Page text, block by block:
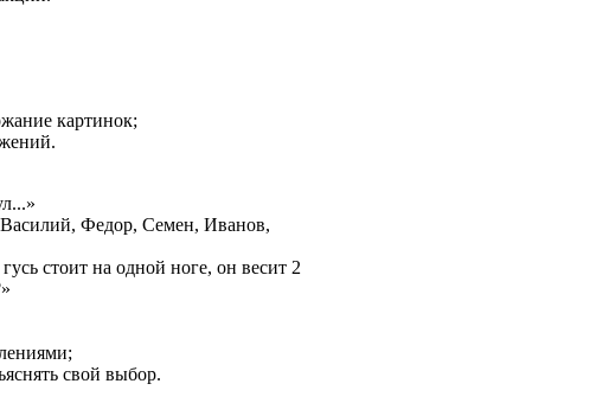
картинок;
Федор, Семен, Иванов,
стоит на одной ноге, он весит 2
свой выбор.